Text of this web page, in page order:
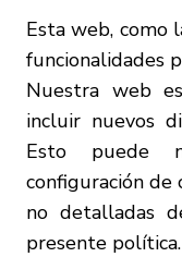
Esta web, como
funcionalidades
Nuestra web
incluir nuevos
Esto puede
configuración de
no detalladas
presente política.